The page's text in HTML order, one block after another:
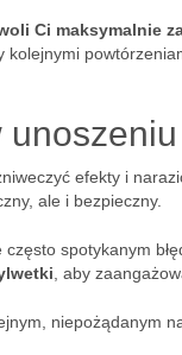
Ci maksymalnie
efekty i
ale i bezpieczny.
często spotykanym
, aby
niepożądanym